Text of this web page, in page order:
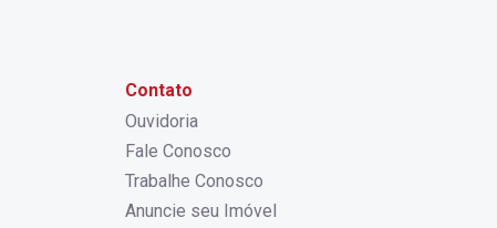
Contato
Ouvidoria
Fale Conosco
Trabalhe Conosco
Anuncie seu Imóvel